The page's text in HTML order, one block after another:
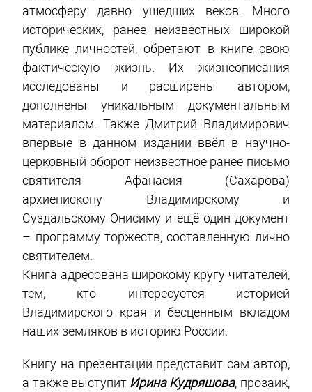
атмосферу давно ушедших веков. Много
исторических, ранее неизвестных широкой
публике личностей, обретают в книге свою
фактическую жизнь. Их жизнеописания
исследованы и расширены автором,
дополнены уникальным документальным
материалом. Также Дмитрий Владимирович
впервые в данном издании ввёл в научно-
церковный оборот неизвестное ранее письмо
святителя Афанасия (Сахарова)
архиепископу Владимирскому и
Суздальскому Онисиму и ещё один документ
– программу торжеств, составленную лично
святителем.
Книга адресована широкому кругу читателей,
тем, кто интересуется историей
Владимирского края и бесценным вкладом
наших земляков в историю России.
Книгу на презентации представит сам автор,
а также выступит Ирина Кудряшова, прозаик,